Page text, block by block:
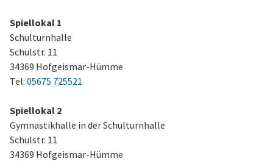
Spiellokal 1
Schulturnhalle
Schulstr. 11
34369 Hofgeismar-Hümme
Tel: 05675 725521
Spiellokal 2
Gymnastikhalle in der Schulturnhalle
Schulstr. 11
34369 Hofgeismar-Hümme